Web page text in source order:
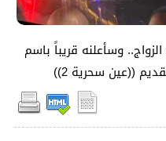
وسأعلنه قريباً باسم
((عين سحرية 2))